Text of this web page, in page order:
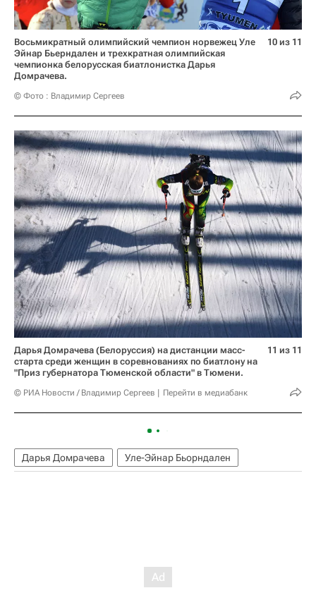
Восьмикратный олимпийский чемпион норвежец Уле
Эйнар Бьерндален и трехкратная олимпийская
чемпионка белорусская биатлонистка Дарья
Домрачева.
© Фото : Владимир Сергеев
10 из 11
Дарья Домрачева (Белоруссия) на дистанции масс-
старта среди женщин в соревнованиях по биатлону на
"Приз губернатора Тюменской области" в Тюмени.
© РИА Новости / Владимир Сергеев Перейти в медиабанк
11 из 11
Дарья Домрачева Уле-Эйнар Бьорндален